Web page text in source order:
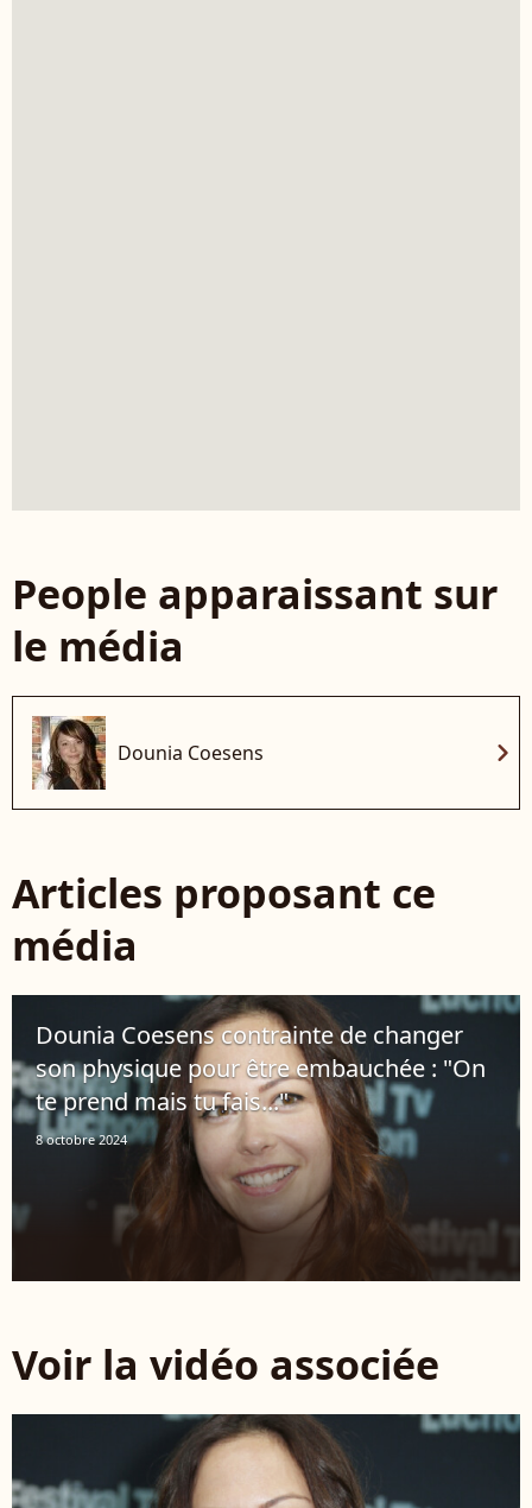
People apparaissant sur
le média
Dounia Coesens chevron_right
Articles proposant ce
média
Dounia Coesens contrainte de changer
son physique pour être embauchée : "On
te prend mais tu fais..."
8 octobre 2024
Voir la vidéo associée